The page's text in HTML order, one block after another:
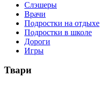
Слэшеры
Врачи
Подростки на отдыхе
Подростки в школе
Дороги
Игры
Твари